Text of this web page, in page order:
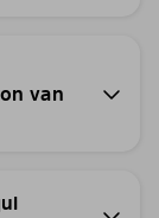
van